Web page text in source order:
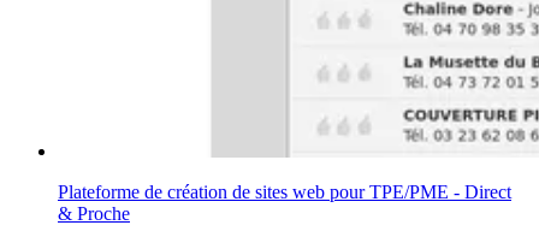
Plateforme de création de sites web pour TPE/PME - Direct
& Proche